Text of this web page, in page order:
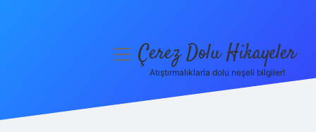
menüyüÇerez Dolu Hikayeler
Atıştırmalıklarla dolu neşeli bilgiler!